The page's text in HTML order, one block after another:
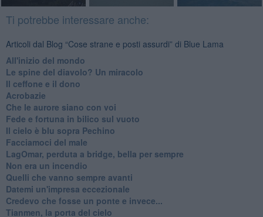
Ti potrebbe interessare anche:
Articoli dal Blog “Cose strane e posti assurdi” di Blue Lama
All'inizio del mondo
Le spine del diavolo? Un miracolo
Il ceffone e il dono
Acrobazie
Che le aurore siano con voi
Fede e fortuna in bilico sul vuoto
Il cielo è blu sopra Pechino
Facciamoci del male
LagOmar, perduta a bridge, bella per sempre
Non era un incendio
Quelli che vanno sempre avanti
Datemi un'impresa eccezionale
Credevo che fosse un ponte e invece...
Tianmen, la porta del cielo